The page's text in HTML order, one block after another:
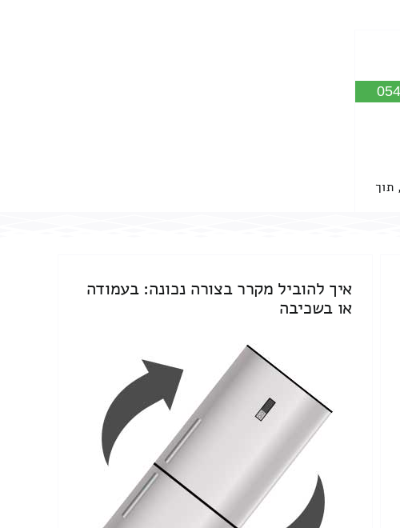
תוך
איך להוביל מקרר בצורה נכונה: בעמודה
או בשכיבה